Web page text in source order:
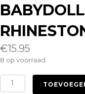
€15.95
8 op voorraad
Babydoll
Fishnet